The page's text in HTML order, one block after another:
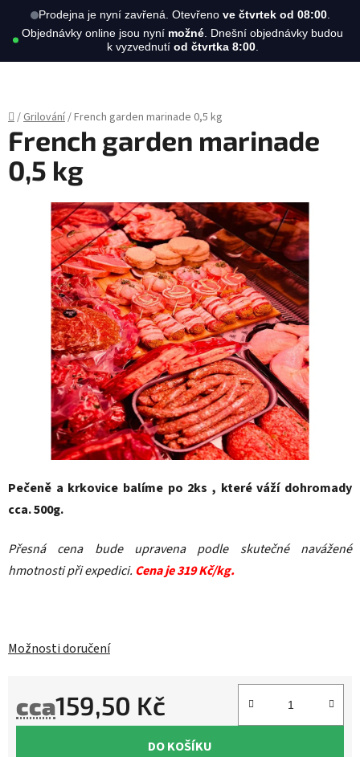
Prodejna je nyní zavřená. Otevřeno ve čtvrtek od 08:00.
Objednávky online jsou nyní možné . Dnešní objednávky budou
k vyzvednutí od čtvrtka 8:00.
Hledat
KOŠÍK
Domů
/Grilování/French garden marinade 0,5 kg
Pečeně a krkovice balíme po 2ks , které váží dohromady
cca. 500g.
Přesná cena bude upravena podle skutečné navážené
hmotnosti při expedici. Cena je 319 Kč/kg.
Možnosti doručení
cca159,50 Kč
Měrná cena:
DO KOŠÍKU
French garden marinade
0,5 kg